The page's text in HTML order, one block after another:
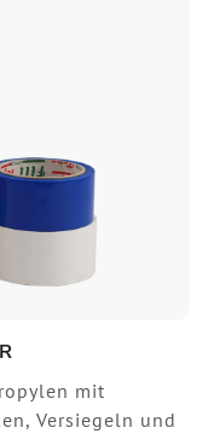
mit
Versiegeln und